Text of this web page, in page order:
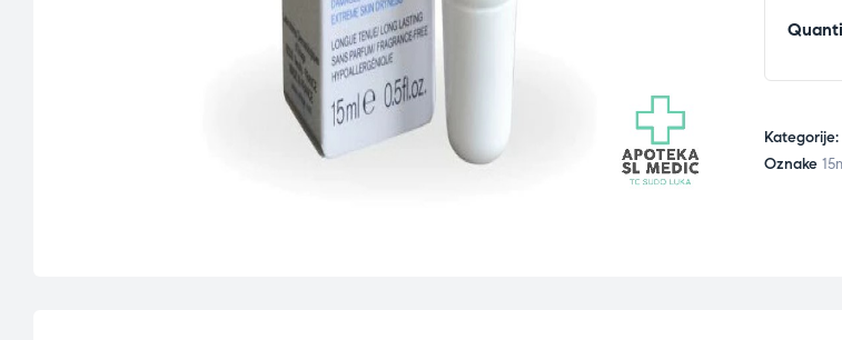
Kategorije:
Oznake